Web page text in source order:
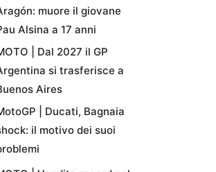
muore il giovane
Alsina a 17 anni
| Dal 2027 il GP
si trasferisce a
Aires
| Ducati, Bagnaia
il motivo dei suoi